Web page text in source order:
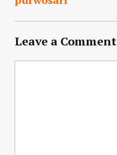
Leave a Comment